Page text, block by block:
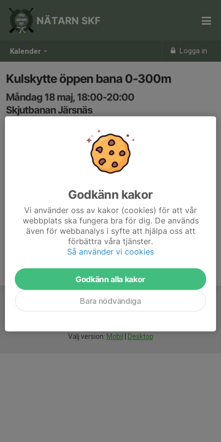
Kalender Logga in
NÄTARN SKF
Kulskytte öppen bana 0-300m
Måndag 18 maj, 18:00-20:00
Skjutbanan Järsnäs
Vid fler än 2 skyttar utses skjutledare på plats.
Välj version: Mobil Desktop
Godkänn kakor
Vi använder oss av kakor (cookies) för att vår
webbplats ska fungera bra för dig. De används
även för webbanalys i syfte att hjälpa oss att
förbättra våra tjänster.
Så använder vi cookies
Godkänn alla kakor
Bara nödvändiga